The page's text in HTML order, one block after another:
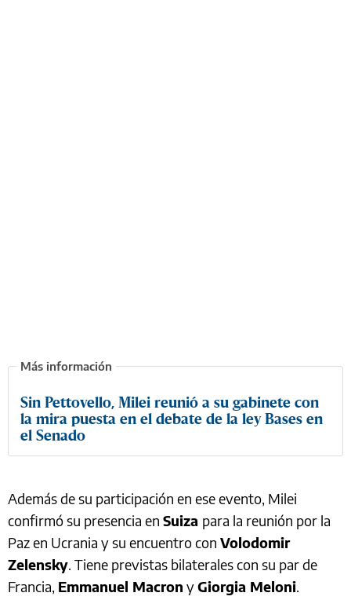
Sin Pettovello, Milei reunió a su gabinete con
la mira puesta en el debate de la ley Bases en
el Senado
Además de su participación en ese evento, Milei
confirmó su presencia en Suiza para la reunión por la
Paz en Ucrania y su encuentro con Volodomir
Zelensky. Tiene previstas bilaterales con su par de
Francia, Emmanuel Macron yGiorgia Meloni.